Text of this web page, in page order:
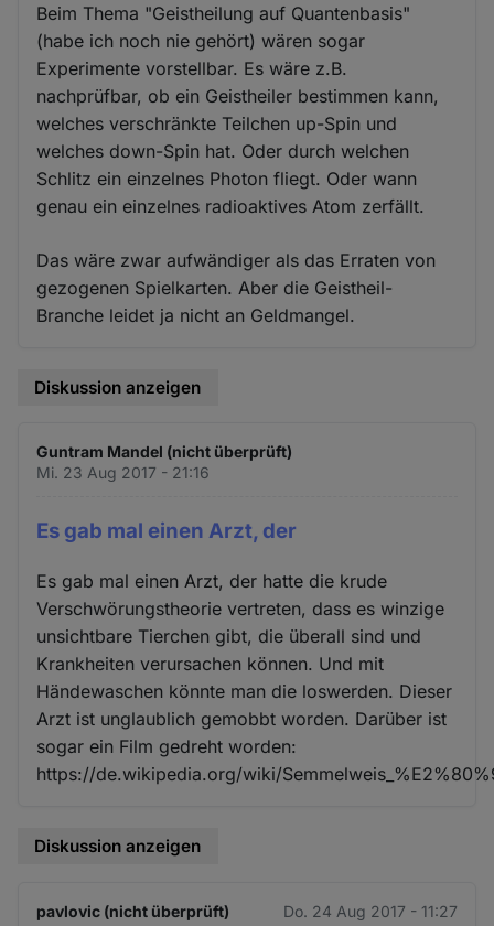
Beim Thema "Geistheilung auf Quantenbasis"
(habe ich noch nie gehört) wären sogar
Experimente vorstellbar. Es wäre z.B.
nachprüfbar, ob ein Geistheiler bestimmen kann,
welches verschränkte Teilchen up-Spin und
welches down-Spin hat. Oder durch welchen
Schlitz ein einzelnes Photon fliegt. Oder wann
genau ein einzelnes radioaktives Atom zerfällt.
Das wäre zwar aufwändiger als das Erraten von
gezogenen Spielkarten. Aber die Geistheil-
Branche leidet ja nicht an Geldmangel.
Diskussion anzeigen
Guntram Mandel (nicht überprüft)
Mi. 23 Aug 2017 - 21:16
Es gab mal einen Arzt, der
Es gab mal einen Arzt, der hatte die krude
Verschwörungstheorie vertreten, dass es winzige
unsichtbare Tierchen gibt, die überall sind und
Krankheiten verursachen können. Und mit
Händewaschen könnte man die loswerden. Dieser
Arzt ist unglaublich gemobbt worden. Darüber ist
sogar ein Film gedreht worden:
https://de.wikipedia.org/wiki/
Diskussion anzeigen
pavlovic (nicht überprüft) Do. 24 Aug 2017 - 11:27